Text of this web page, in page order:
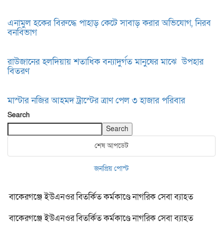
এনামুল হকের বিরুদ্ধে পাহাড় কেটে সাবাড় করার অভিযোগ, নিরব
বনবিভাগ
রাউজানের হলদিয়ায় শতাধিক বন্যাদুর্গত মানুষের মাঝে উপহার
বিতরণ
মাস্টার নজির আহমদ ট্রাস্টের ত্রাণ পেল ৩ হাজার পরিবার
Search
Search
শেষ আপডেট
জনপ্রিয় পোস্ট
বাকেরগঞ্জে ইউএনওর বিতর্কিত কর্মকাণ্ডে নাগরিক সেবা ব্যাহত
বাকেরগঞ্জে ইউএনওর বিতর্কিত কর্মকাণ্ডে নাগরিক সেবা ব্যাহত